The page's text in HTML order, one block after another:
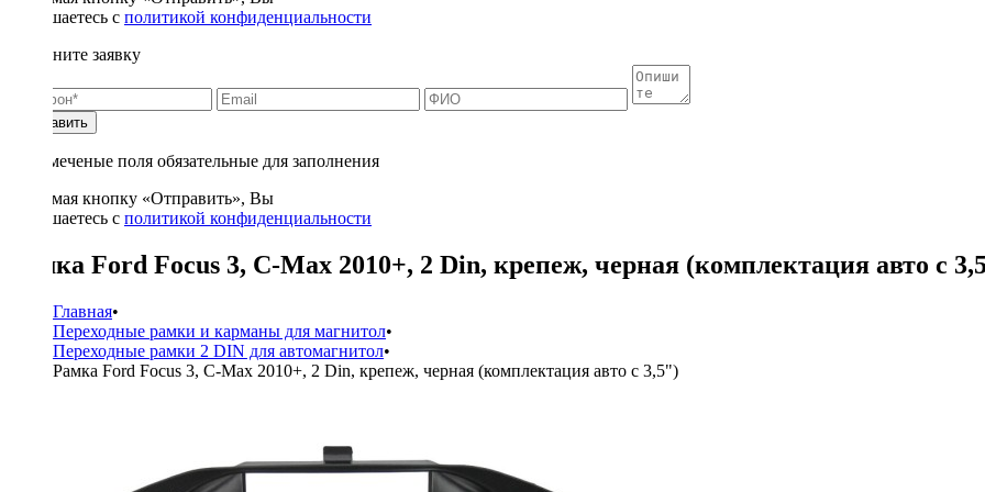
соглашаетесь с политикой конфиденциальности
Заполните заявку
Отправить
* - отмеченые поля обязательные для заполнения
Нажимая кнопку «Отправить», Вы
соглашаетесь с политикой конфиденциальности
Рамка Ford Focus 3, C-Max 2010+, 2 Din, крепеж, черная (комплектация авто с
Главная•
Переходные рамки и карманы для магнитол•
Переходные рамки 2 DIN для автомагнитол•
Рамка Ford Focus 3, C-Max 2010+, 2 Din, крепеж, черная (комплектация авто с 3,5")